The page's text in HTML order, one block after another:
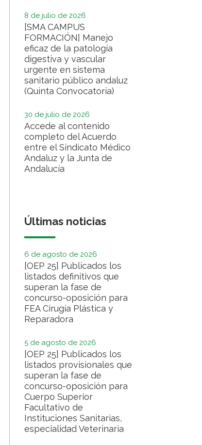
8 de julio de 2026
[SMA CAMPUS
FORMACIÓN] Manejo
eficaz de la patología
digestiva y vascular
urgente en sistema
sanitario público andaluz
(Quinta Convocatoria)
30 de julio de 2026
Accede al contenido
completo del Acuerdo
entre el Sindicato Médico
Andaluz y la Junta de
Andalucía
Últimas noticias
6 de agosto de 2026
[OEP 25] Publicados los
listados definitivos que
superan la fase de
concurso-oposición para
FEA Cirugía Plástica y
Reparadora
5 de agosto de 2026
[OEP 25] Publicados los
listados provisionales que
superan la fase de
concurso-oposición para
Cuerpo Superior
Facultativo de
Instituciones Sanitarias,
especialidad Veterinaria